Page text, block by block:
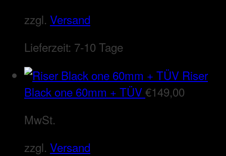
zzgl. Versand
Lieferzeit: 7-10 Tage
Riser
Black one 60mm + TÜV€149,00
MwSt.
zzgl. Versand